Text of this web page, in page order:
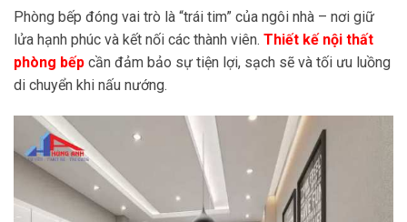
Phòng bếp đóng vai trò là “trái tim” của ngôi nhà – nơi giữ
lửa hạnh phúc và kết nối các thành viên. Thiết kế nội thất
phòng bếp cần đảm bảo sự tiện lợi, sạch sẽ và tối ưu luồng
di chuyển khi nấu nướng.